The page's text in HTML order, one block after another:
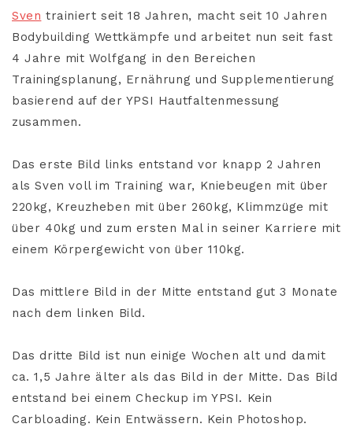
Sven trainiert seit 18 Jahren, macht seit 10 Jahren
Bodybuilding Wettkämpfe und arbeitet nun seit fast
4 Jahre mit Wolfgang in den Bereichen
Trainingsplanung, Ernährung und Supplementierung
basierend auf der YPSI Hautfaltenmessung
zusammen.
Das erste Bild links entstand vor knapp 2 Jahren
als Sven voll im Training war, Kniebeugen mit über
220kg, Kreuzheben mit über 260kg, Klimmzüge mit
über 40kg und zum ersten Mal in seiner Karriere mit
einem Körpergewicht von über 110kg.
Das mittlere Bild in der Mitte entstand gut 3 Monate
nach dem linken Bild.
Das dritte Bild ist nun einige Wochen alt und damit
ca. 1,5 Jahre älter als das Bild in der Mitte. Das Bild
entstand bei einem Checkup im YPSI. Kein
Carbloading. Kein Entwässern. Kein Photoshop.